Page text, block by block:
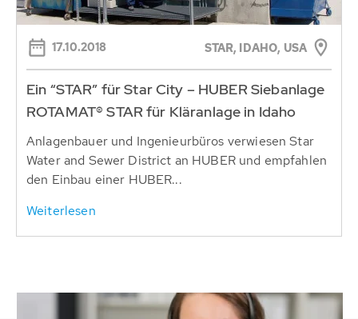
17.10.2018 STAR, IDAHO, USA
Ein “STAR” für Star City – HUBER Siebanlage
ROTAMAT® STAR für Kläranlage in Idaho
Anlagenbauer und Ingenieurbüros verwiesen Star
Water and Sewer District an HUBER und empfahlen
den Einbau einer HUBER...
Weiterlesen